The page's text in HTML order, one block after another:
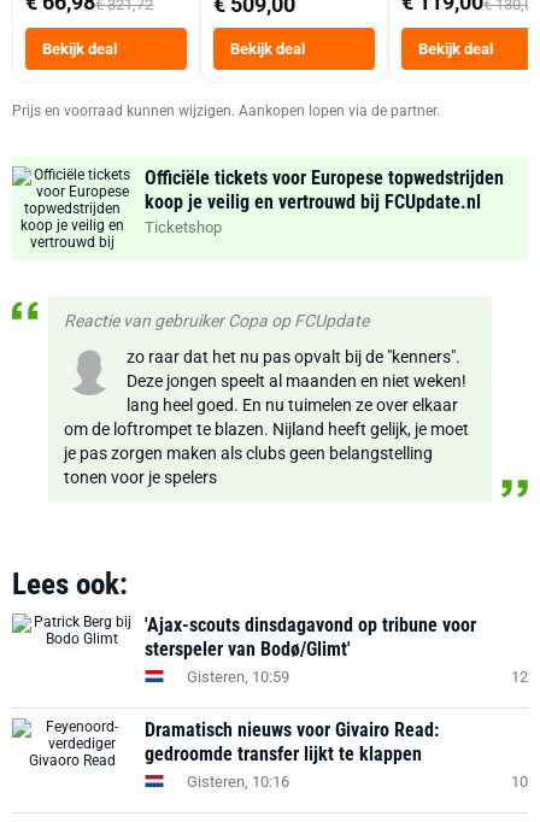
€ 321,72
Bekijk deal Bekijk deal
Tot 6 Personen
Heteluchtfriteuse
Zwart
€ 130,00
Bekijk deal
Prijs en voorraad kunnen wijzigen. Aankopen lopen via de partner.
Officiële tickets voor Europese topwedstrijden
koop je veilig en vertrouwd bij FCUpdate.nl
Ticketshop
Reactie van gebruiker Copa op FCUpdate
zo raar dat het nu pas opvalt bij de "kenners".
Deze jongen speelt al maanden en niet weken!
lang heel goed. En nu tuimelen ze over elkaar
om de loftrompet te blazen. Nijland heeft gelijk, je moet
je pas zorgen maken als clubs geen belangstelling
tonen voor je spelers
Lees ook:
'Ajax-scouts dinsdagavond op tribune voor
sterspeler van Bodø/Glimt'
Gisteren, 10:59 12
Dramatisch nieuws voor Givairo Read:
gedroomde transfer lijkt te klappen
Gisteren, 10:16 10